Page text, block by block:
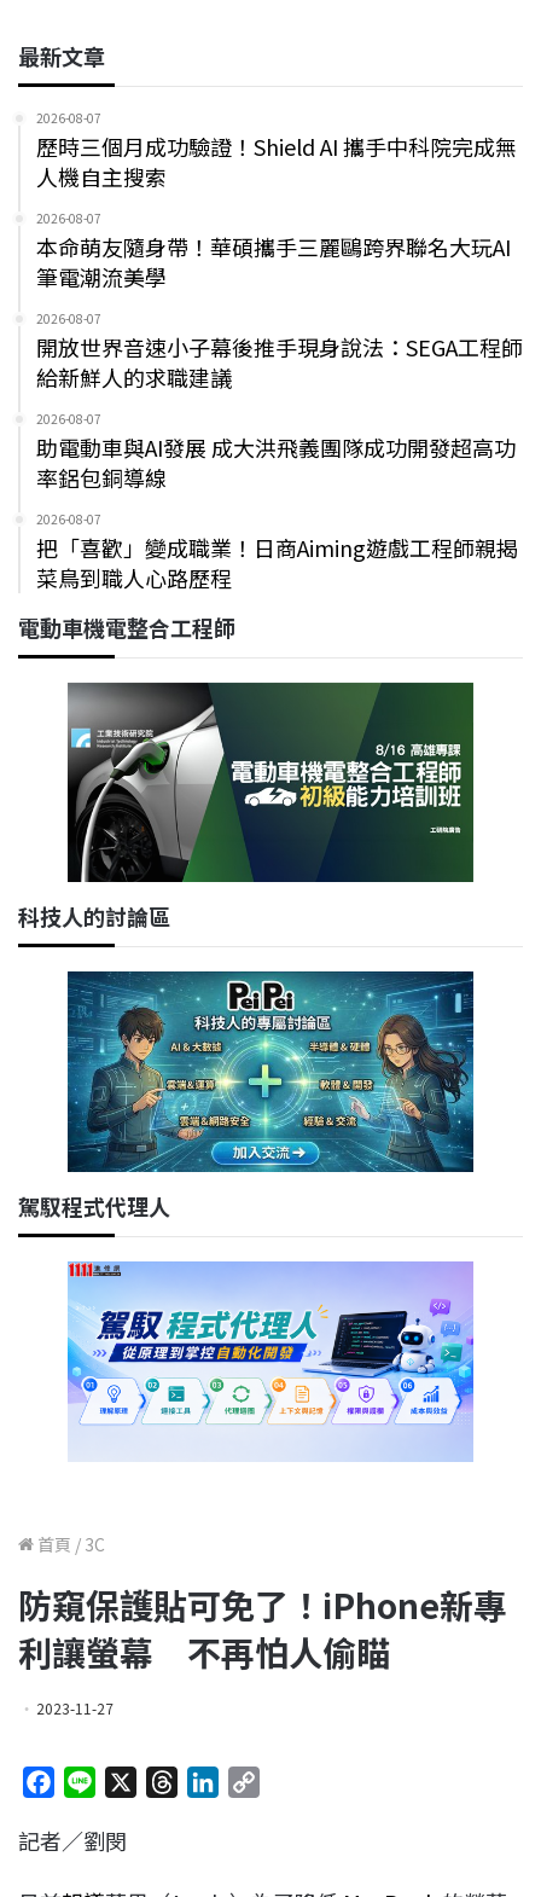
最新文章
2026-08-07
歷時三個月成功驗證！Shield AI 攜手中科院完成無
人機自主搜索
2026-08-07
本命萌友隨身帶！華碩攜手三麗鷗跨界聯名大玩AI
筆電潮流美學
2026-08-07
開放世界音速小子幕後推手現身說法：SEGA工程師
給新鮮人的求職建議
2026-08-07
助電動車與AI發展 成大洪飛義團隊成功開發超高功
率鋁包銅導線
2026-08-07
把「喜歡」變成職業！日商Aiming遊戲工程師親揭
菜鳥到職人心路歷程
電動車機電整合工程師
科技人的討論區
駕馭程式代理人